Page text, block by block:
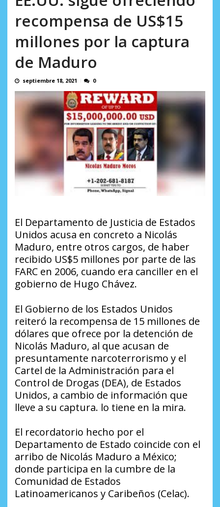
recompensa de US$15
millones por la captura
de Maduro
septiembre 18, 2021 0
El Departamento de Justicia de Estados
Unidos acusa en concreto a Nicolás
Maduro, entre otros cargos, de haber
recibido US$5 millones por parte de las
FARC en 2006, cuando era canciller en el
gobierno de Hugo Chávez.
El Gobierno de los Estados Unidos
reiteró la recompensa de 15 millones de
dólares que ofrece por la detención de
Nicolás Maduro, al que acusan de
presuntamente narcoterrorismo y el
Cartel de la Administración para el
Control de Drogas (DEA), de Estados
Unidos, a cambio de información que
lleve a su captura. lo tiene en la mira.
El recordatorio hecho por el
Departamento de Estado coincide con el
arribo de Nicolás Maduro a México;
donde participa en la cumbre de la
Comunidad de Estados
Latinoamericanos y Caribeños (Celac).